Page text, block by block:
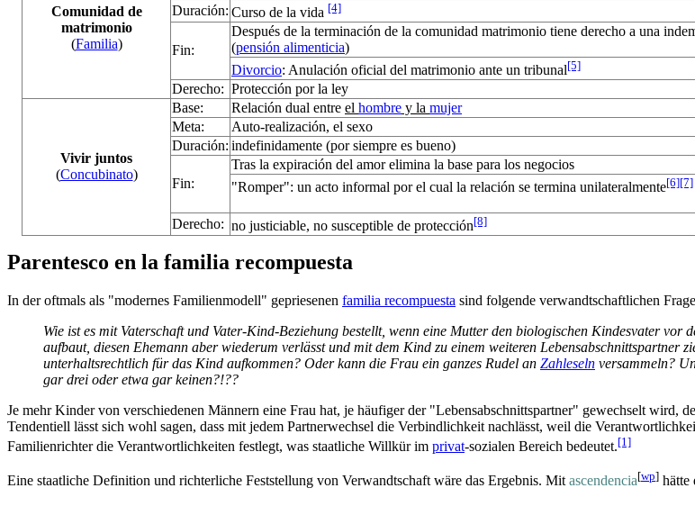
Comunidad de
matrimonio
(Familia)
Duración: Curso de la vida [4]
Fin:
Después de la terminación de la comunidad matrimonio tiene derecho a una
(pensión alimenticia)
Divorcio: Anulación oficial del matrimonio ante un tribunal[5]
Derecho: Protección por la ley
Vivir juntos
(Concubinato)
Base: Relación dual entre el hombre y la mujer
Meta:
Auto-realización, el sexo
Duración: indefinidamente (por siempre es bueno)
Fin:
Tras la expiración del amor elimina la base para los negocios
"Romper": un acto informal por el cual la relación se termina unilateralmente[6][7]
Derecho: no justiciable, no susceptible de protección[8]
Parentesco en la familia recompuesta
In der oftmals als "modernes Familienmodell" gepriesenen familia recompuesta sind folgende verwandtschaftlichen
Wie ist es mit Vaterschaft und Vater-Kind-Beziehung bestellt, wenn eine Mutter den biologischen Kindesvater
aufbaut, diesen Ehemann aber wiederum verlässt und mit dem Kind zu einem weiteren Lebensabschnittspartner
unterhaltsrechtlich für das Kind aufkommen? Oder kann die Frau ein ganzes Rudel an Zahleseln versammeln?
gar drei oder etwa gar keinen?!??
Je mehr Kinder von verschiedenen Männern eine Frau hat, je häufiger der "Lebensabschnittspartner" gewechselt wird,
Tendentiell lässt sich wohl sagen, dass mit jedem Partnerwechsel die Verbindlichkeit nachlässt, weil die
Familienrichter die Verantwortlichkeiten festlegt, was staatliche Willkür im privat-sozialen Bereich bedeutet.[1]
Eine staatliche Definition und richterliche Feststellung von Verwandtschaft wäre das Ergebnis. Mitascendencia[wp] hätte